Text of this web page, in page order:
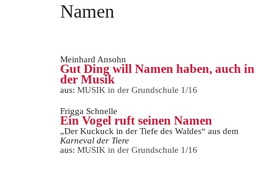
Namen
Meinhard Ansohn
Gut Ding will Namen haben, auch in
der Musik
aus: MUSIK in der Grundschule 1/16
Frigga Schnelle
Ein Vogel ruft seinen Namen
„Der Kuckuck in der Tiefe des Waldes“ aus dem
Karneval der Tiere
aus: MUSIK in der Grundschule 1/16